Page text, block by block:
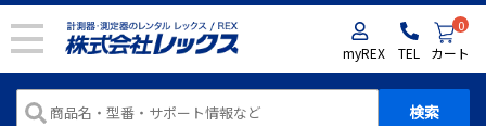
myREX TEL
0
カート